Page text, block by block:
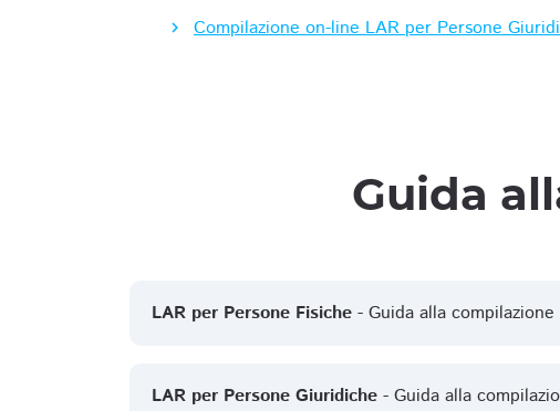
Compilazione on-line LAR per Persone
Guida
LAR per Persone Fisiche - Guida alla compilazione
LAR per Persone Giuridiche - Guida alla